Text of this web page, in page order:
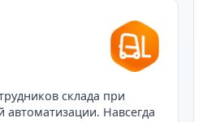
склада при
Навсегда